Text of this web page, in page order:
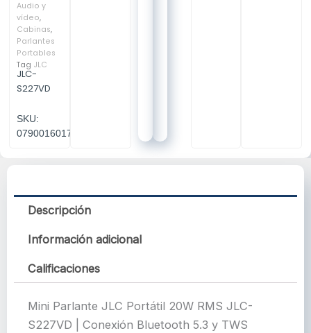
Audio y
vídeo,
Cabinas,
Parlantes
Portables
Tag JLC
JLC-
S227VD
SKU:
07900160173
Descripción
Información adicional
Calificaciones
Mini Parlante JLC Portátil 20W RMS JLC-
S227VD | Conexión Bluetooth 5.3 y TWS